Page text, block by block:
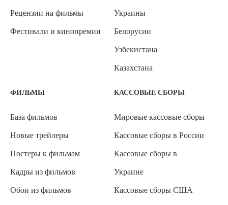
Рецензии на фильмы
Фестивали и кинопремии
Украины
Белорусии
Узбекистана
Казахстана
ФИЛЬМЫ
База фильмов
Новые трейлеры
Постеры к фильмам
Кадры из фильмов
Обои из фильмов
КАССОВЫЕ СБОРЫ
Мировые кассовые сборы
Кассовые сборы в России
Кассовые сборы в
Украине
Кассовые сборы США